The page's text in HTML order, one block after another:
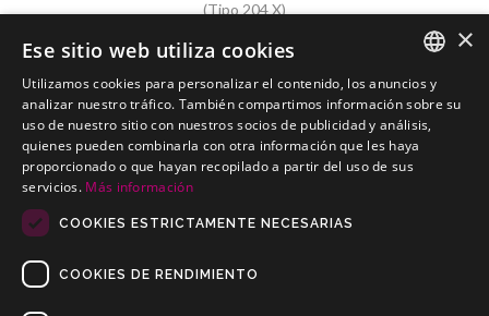
(Tipo 204 X)
MERCEDES GLC SUV (X253)(Tipo 204 X)
Kits electricos económicos para MERCEDES GLC SUV (X253)(Tipo
SPANISH
PORTUGUESE
×
Ese sitio web utiliza cookies
Utilizamos cookies para personalizar el contenido, los anuncios y
analizar nuestro tráfico. También compartimos información sobre su
uso de nuestro sitio con nuestros socios de publicidad y análisis,
quienes pueden combinarla con otra información que les haya
proporcionado o que hayan recopilado a partir del uso de sus
servicios. Más información
COOKIES ESTRICTAMENTE NECESARIAS
COOKIES DE RENDIMIENTO